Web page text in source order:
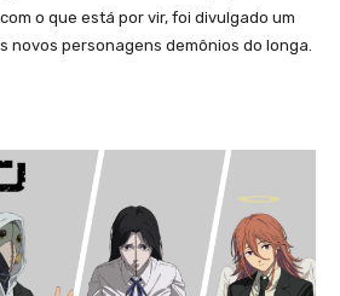
o que está por vir, foi divulgado um
novos personagens demônios do longa.